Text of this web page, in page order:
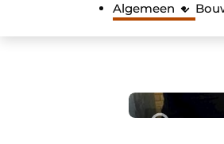
Contact
Jaarboek
Algemeen